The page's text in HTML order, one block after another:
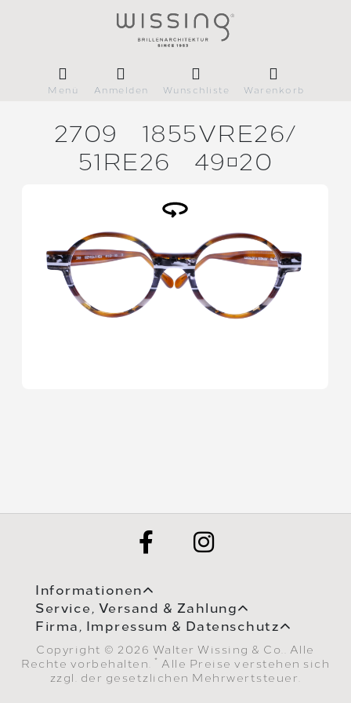
Menü Anmelden Wunschliste Warenkorb
2709
1855VRE26/
51RE26
4920
Informationen
Service, Versand & Zahlung
Firma, Impressum & Datenschutz
Copyright © 2026 Walter Wissing & Co.. Alle
Rechte vorbehalten.
* Alle Preise verstehen sich
zzgl. der gesetzlichen Mehrwertsteuer.